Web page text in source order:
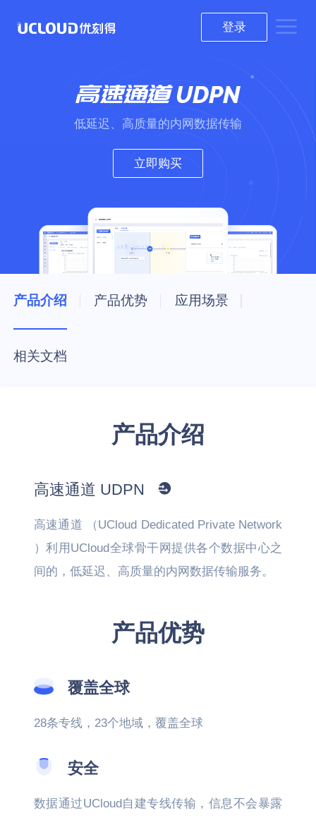
登录
高速通道UDPN
低延迟、高质量的内网数据传输
立即购买
产品介绍 产品优势 应用场景
相关文档
产品介绍
高速通道 UDPN
高速通道 （UCloud Dedicated Private Network
）利用UCloud全球骨干网提供各个数据中心之
间的，低延迟、高质量的内网数据传输服务。
产品优势
覆盖全球
28条专线，23个地域，覆盖全球
安全
数据通过UCloud自建专线传输，信息不会暴露